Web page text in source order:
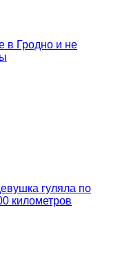
в Гродно и не
гуляла по
километров